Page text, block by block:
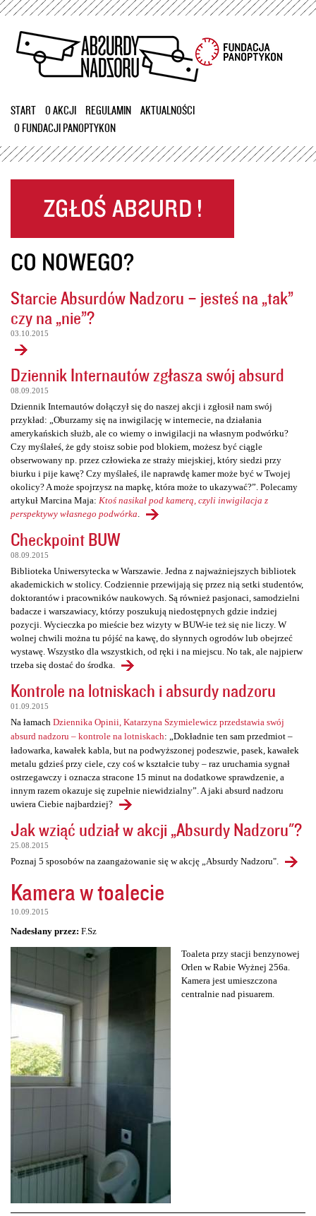
Przejdź
treści
START O AKCJI REGULAMIN
AKTUALNOŚCI
O FUNDACJI PANOPTYKON
CO NOWEGO?
Starcie Absurdów Nadzoru – jesteś na „tak”
czy na „nie”?
03.10.2015
Dziennik Internautów zgłasza swój absurd
08.09.2015
Dziennik Internautów dołączył się do naszej akcji i zgłosił nam swój
przykład: „Oburzamy się na inwigilację w internecie, na działania
amerykańskich służb, ale co wiemy o inwigilacji na własnym podwórku?
Czy myślałeś, że gdy stoisz sobie pod blokiem, możesz być ciągle
obserwowany np. przez człowieka ze straży miejskiej, który siedzi przy
biurku i pije kawę? Czy myślałeś, ile naprawdę kamer może być w Twojej
okolicy? A może spojrzysz na mapkę, która może to ukazywać?”. Polecamy
artykuł Marcina Maja: Ktoś nasikał pod kamerą, czyli inwigilacja z
perspektywy własnego podwórka
Checkpoint BUW
08.09.2015
Biblioteka Uniwersytecka w Warszawie. Jedna z najważniejszych bibliotek
akademickich w stolicy. Codziennie przewijają się przez nią setki studentów,
doktorantów i pracowników naukowych. Są również pasjonaci, samodzielni
badacze i warszawiacy, którzy poszukują niedostępnych gdzie indziej
pozycji. Wycieczka po mieście bez wizyty w BUW-ie też się nie liczy. W
wolnej chwili można tu pójść na kawę, do słynnych ogrodów lub obejrzeć
wystawę. Wszystko dla wszystkich, od ręki i na miejscu. No tak, ale najpierw
trzeba się dostać do środka.
Kontrole na lotniskach i absurdy nadzoru
01.09.2015
Na łamach Dziennika Opinii, Katarzyna Szymielewicz przedstawia swój
absurd nadzoru – kontrole na lotniskach: „Dokładnie ten sam przedmiot –
ładowarka, kawałek kabla, but na podwyższonej podeszwie, pasek, kawałek
metalu gdzieś przy ciele, czy coś w kształcie tuby – raz uruchamia sygnał
ostrzegawczy i oznacza stracone 15 minut na dodatkowe sprawdzenie, a
innym razem okazuje się zupełnie niewidzialny”. A jaki absurd nadzoru
uwiera Ciebie najbardziej?
Jak wziąć udział w akcji „Absurdy Nadzoru"?
25.08.2015
Poznaj 5 sposobów na zaangażowanie się w akcję „Absurdy Nadzoru".
Kamera w toalecie
10.09.2015
Nadesłany przez: F.Sz
Toaleta przy stacji benzynowej
Orlen w Rabie Wyżnej 256a.
Kamera jest umieszczona
centralnie nad pisuarem.